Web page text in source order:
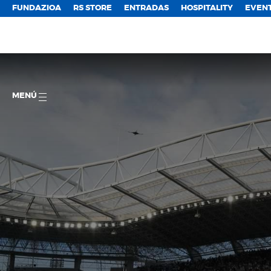
FUNDAZIOA RS STORE ENTRADAS HOSPITALITY
MENÚ